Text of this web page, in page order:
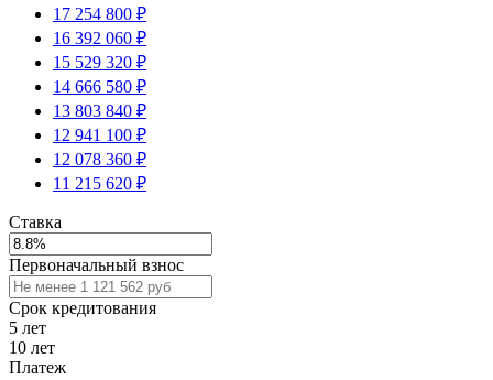
17 254 800 ₽
16 392 060 ₽
15 529 320 ₽
14 666 580 ₽
13 803 840 ₽
12 941 100 ₽
12 078 360 ₽
11 215 620 ₽
Ставка
Первоначальный взнос
Срок кредитования
5 лет
10 лет
Платеж